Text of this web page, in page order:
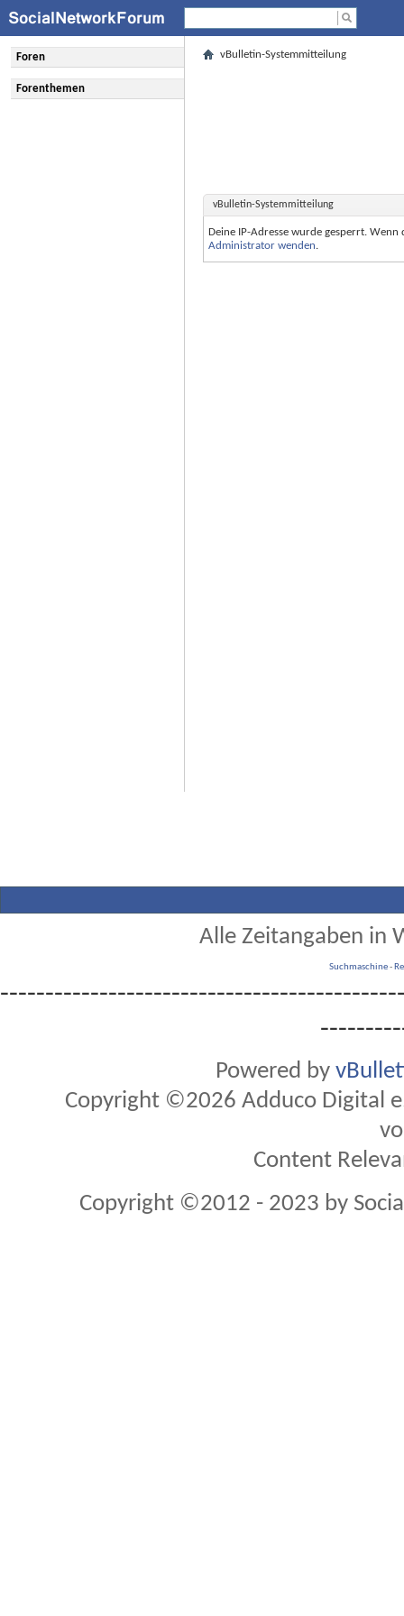
Foren
Forenthemen
vBulletin-Systemmitteilung
vBulletin-Systemmitteilung
Deine IP-Adresse wurde gesperrt.
Administrator wenden.
Alle Zeitangaben in
Suchmaschine-
Powered by
Copyright ©2026 Adduco Digital
Content
Copyright ©2012 - 2023 by